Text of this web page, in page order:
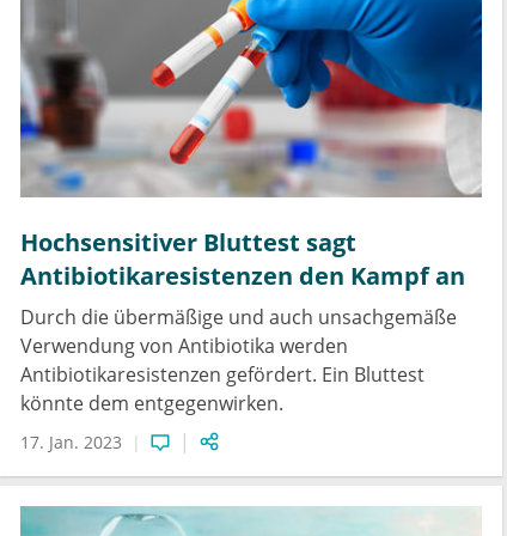
Hochsensitiver Bluttest sagt
Antibiotikaresistenzen den Kampf an
Durch die übermäßige und auch unsachgemäße
Verwendung von Antibiotika werden
Antibiotikaresistenzen gefördert. Ein Bluttest
könnte dem entgegenwirken.
17. Jan. 2023